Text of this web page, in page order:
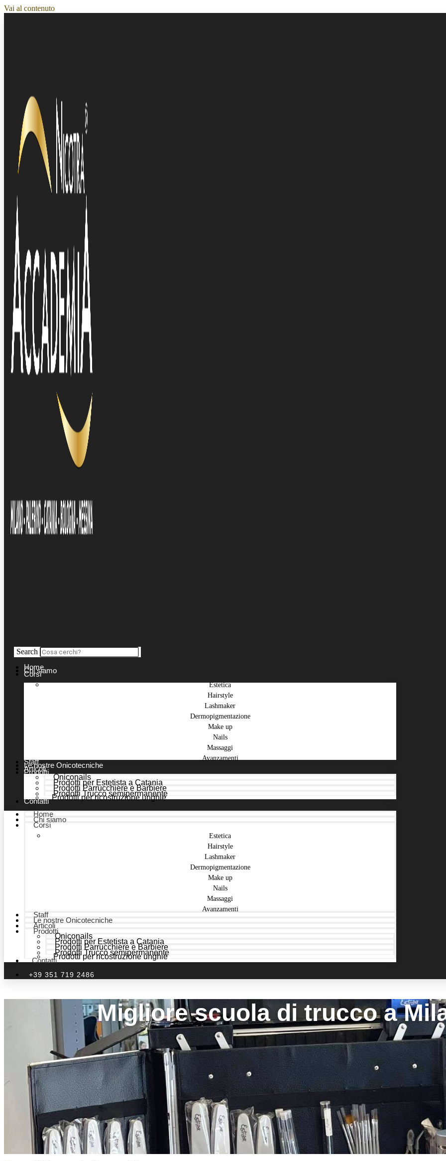
Vai al contenuto
Search
Home
Chi siamo
Corsi
Estetica
Hairstyle
Lashmaker
Dermopigmentazione
Make up
Nails
Massaggi
Avanzamenti
Staff
Le nostre Onicotecniche
Articoli
Prodotti
Oniconails
Prodotti per Estetista a Catania
Prodotti Parrucchiere e Barbiere
Prodotti Trucco semipermanente
Prodotti per ricostruzione unghie
Contatti
Home
Chi siamo
Corsi
Estetica
Hairstyle
Lashmaker
Dermopigmentazione
Make up
Nails
Massaggi
Avanzamenti
Staff
Le nostre Onicotecniche
Articoli
Prodotti
Oniconails
Prodotti per Estetista a Catania
Prodotti Parrucchiere e Barbiere
Prodotti Trucco semipermanente
Prodotti per ricostruzione unghie
Contatti
+39 351 719 2486
Migliore scuola di trucco a